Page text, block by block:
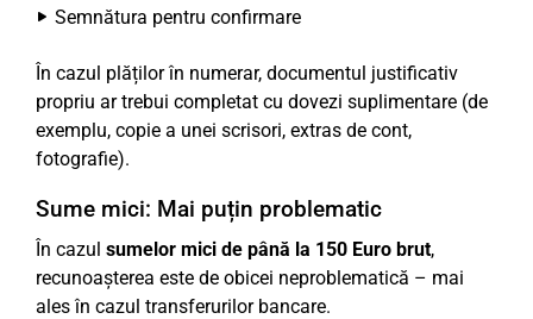
Semnătura pentru confirmare
În cazul plăților în numerar, documentul justificativ
propriu ar trebui completat cu dovezi suplimentare (de
exemplu, copie a unei scrisori, extras de cont,
fotografie).
Sume mici: Mai puțin problematic
În cazul sumelor mici de până la 150 Euro brut,
recunoașterea este de obicei neproblematică – mai
ales în cazul transferurilor bancare.